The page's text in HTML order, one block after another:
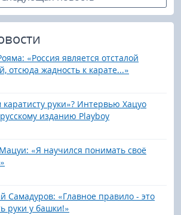
«Россия является отсталой
отсюда жадность к карате...»
каратисту руки»? Интервью Хацуо
изданию Playboy
«Я научился понимать своё
Самадуров: «Главное правило - это
руки у башки!»